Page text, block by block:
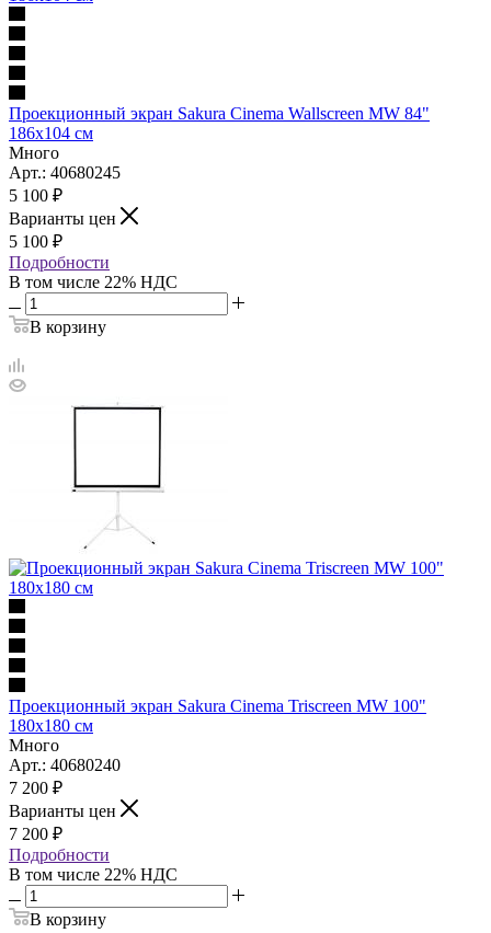
Проекционный экран Sakura Cinema Wallscreen MW 84"
186x104 см
Много
Арт.: 40680245
5 100 ₽
Варианты цен
5 100 ₽
Подробности
В том числе 22% НДС
В корзину
Проекционный экран Sakura Cinema Triscreen MW 100"
180x180 см
Много
Арт.: 40680240
7 200 ₽
Варианты цен
7 200 ₽
Подробности
В том числе 22% НДС
В корзину